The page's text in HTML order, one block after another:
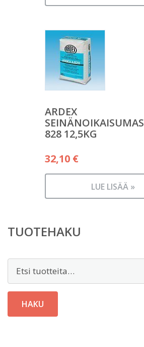
ARDEX
828 12,5KG
32,10 €
LUE LISÄÄ »
TUOTEHAKU
Etsi:
HAKU